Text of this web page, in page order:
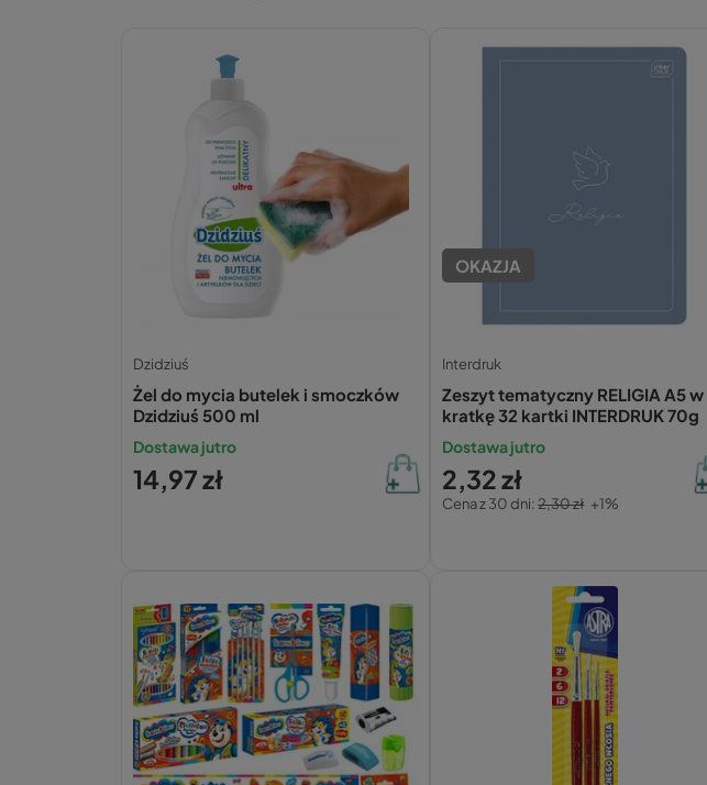
Dzidziuś
Żel do mycia butelek i smoczków
Dzidziuś 500 ml
Dostawa jutro
14,97 zł
OKAZJA
Interdruk
Zeszyt tematyczny RELIGIA A5 w
kratkę 32 kartki INTERDRUK 70g
Dostawa jutro
2,32 zł
Cena z 30 dni:2,30 zł +1%